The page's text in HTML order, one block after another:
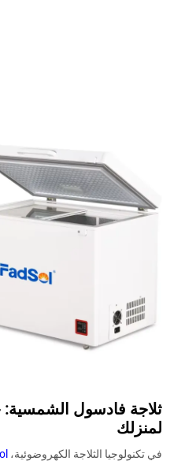
ثلاجة فادسول الشمسية:
لمنزلك
في تكنولوجيا الثلاجة الكهروضوئية،